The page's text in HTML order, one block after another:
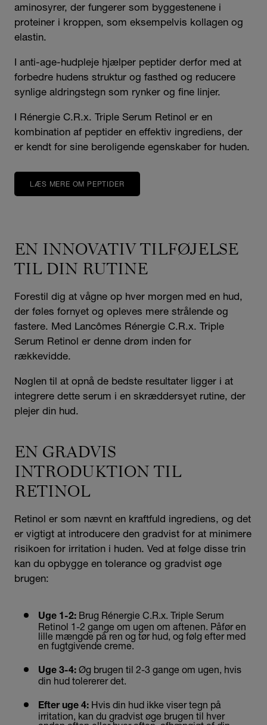
aminosyrer, der fungerer som byggestenene i
proteiner i kroppen, som eksempelvis kollagen og
elastin.
I anti-age-hudpleje hjælper peptider derfor med at
forbedre hudens struktur og fasthed og reducere
synlige aldringstegn som rynker og fine linjer.
I Rénergie C.R.x. Triple Serum Retinol er en
kombination af peptider en effektiv ingrediens, der
er kendt for sine beroligende egenskaber for huden.
LÆS MERE OM PEPTIDER
EN INNOVATIV TILFØJELSE
TIL DIN RUTINE
Forestil dig at vågne op hver morgen med en hud,
der føles fornyet og opleves mere strålende og
fastere. Med Lancômes Rénergie C.R.x. Triple
Serum Retinol er denne drøm inden for
rækkevidde.
Nøglen til at opnå de bedste resultater ligger i at
integrere dette serum i en skræddersyet rutine, der
plejer din hud.
EN GRADVIS
INTRODUKTION TIL
RETINOL
Retinol er som nævnt en kraftfuld ingrediens, og det
er vigtigt at introducere den gradvist for at minimere
risikoen for irritation i huden. Ved at følge disse trin
kan du opbygge en tolerance og gradvist øge
brugen:
Uge 1-2: Brug Rénergie C.R.x. Triple Serum
Retinol 1-2 gange om ugen om aftenen. Påfør en
lille mængde på ren og tør hud, og følg efter med
en fugtgivende creme.
Uge 3-4: Øg brugen til 2-3 gange om ugen, hvis
din hud tolererer det.
Efter uge 4: Hvis din hud ikke viser tegn på
irritation, kan du gradvist øge brugen til hver